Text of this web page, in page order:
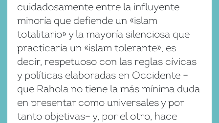
cuidadosamente entre la influyente
minoría que defiende un «islam
totalitario» y la mayoría silenciosa que
practicaría un «islam tolerante», es
decir, respetuoso con las reglas cívicas
y políticas elaboradas en Occidente –
que Rahola no tiene la más mínima duda
en presentar como universales y por
tanto objetivas– y, por el otro, hace